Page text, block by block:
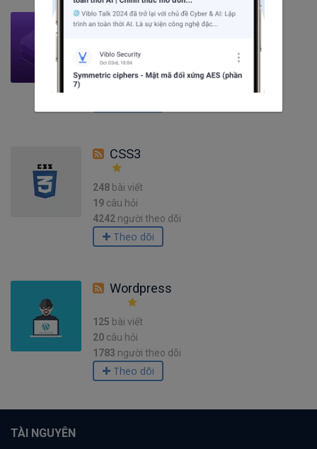
Bootstrap
53bài viết
câu hỏi
CSS3
248 bài viết
19 câu hỏi
4242 người theo dõi
Theo dõi
Wordpress
125 bài viết
20 câu hỏi
1783 người theo dõi
Theo dõi
TÀI NGUYÊN